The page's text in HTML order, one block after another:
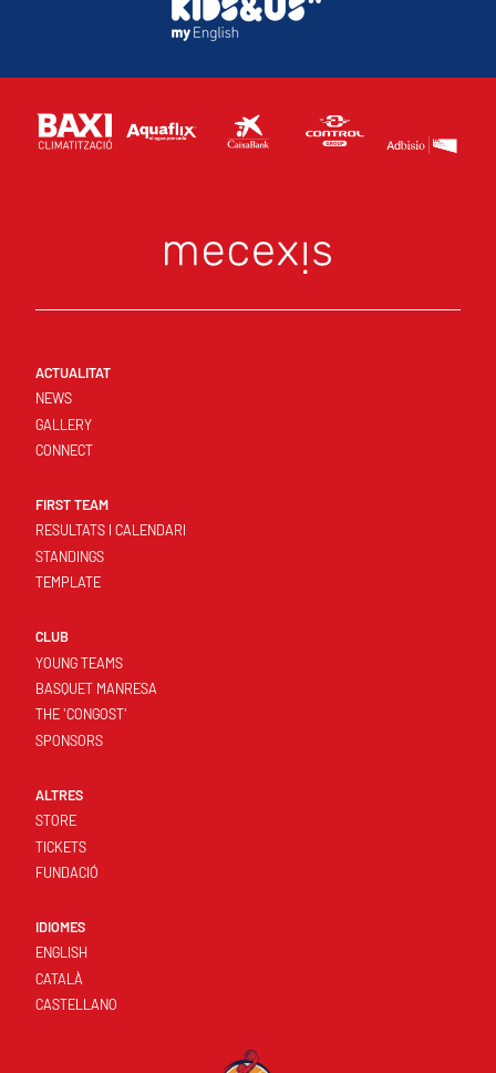
ACTUALITAT
NEWS
GALLERY
CONNECT
FIRST TEAM
RESULTATS I CALENDARI
STANDINGS
TEMPLATE
CLUB
YOUNG TEAMS
BASQUET MANRESA
THE 'CONGOST'
SPONSORS
ALTRES
STORE
TICKETS
FUNDACIÓ
IDIOMES
ENGLISH
CATALÀ
CASTELLANO